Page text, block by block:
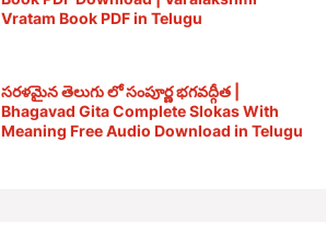
Vratam Book PDF in Telugu
సరళమైన తెలుగు లో సంపూర్ణ భగవద్గీత |
Bhagavad Gita Complete Slokas With
Meaning Free Audio Download in Telugu